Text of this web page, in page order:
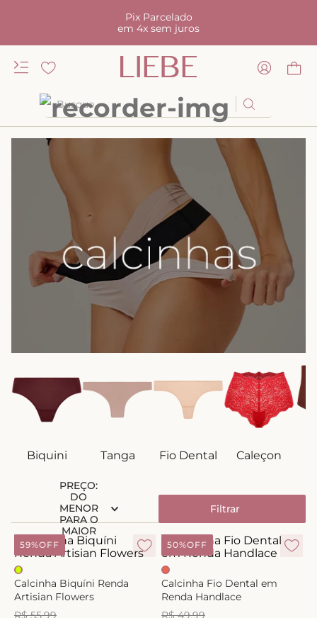
Pix Parcelado
em 4x sem juros
Busque
Biquini Tanga Fio Dental Caleçon
PREÇO:
DO
MENOR
PARA O
MAIOR
Filtrar
59%OFF
Calcinha Biquíni Renda
Artisian Flowers
R$ 55,99
50%OFF
Calcinha Fio Dental em
Renda Handlace
R$ 49,99
TERMOS MAIS BUSCADOS
kiss me
camisola
calcinha renda
calcinha alta
anatomic
º